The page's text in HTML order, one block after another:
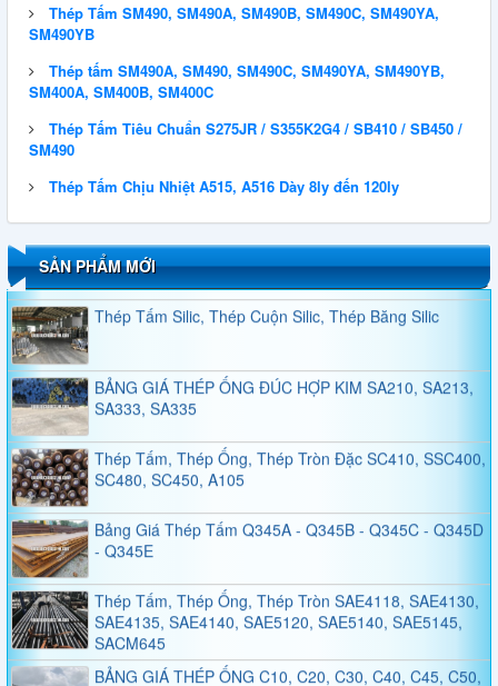
Thép Tấm SM490, SM490A, SM490B, SM490C, SM490YA,
SM490YB
Thép tấm SM490A, SM490, SM490C, SM490YA, SM490YB,
SM400A, SM400B, SM400C
Thép Tấm Tiêu Chuẩn S275JR / S355K2G4 / SB410 / SB450 /
SM490
Thép Tấm Chịu Nhiệt A515, A516 Dày 8ly đến 120ly
SẢN PHẨM MỚI
QUY CÁCH THÉP HÌNH U
Thép Tấm Silic, Thép Cuộn Silic, Thép Băng Silic
SA333, SA335
SC480, SC450, A105
- Q345E
SAE4135, SAE4140, SAE5120, SAE5140, SAE5145,
SACM645
BẢNG GIÁ THÉP ỐNG C10, C20, C30, C40, C45, C50,
C55